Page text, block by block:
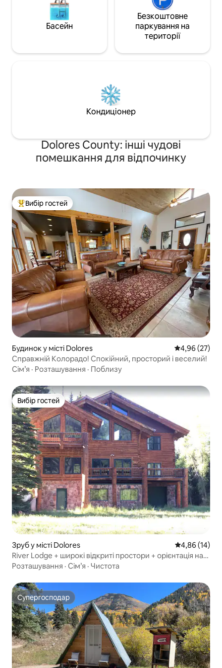
Басейн
Безкоштовне
паркування на
території
Кондиціонер
Dolores County: інші чудові
помешкання для відпочинку
Топ вибір гостей
Вибір гостей
Будинок у місті Dolores Середня
4,96 (27)
Справжній Колорадо! Спокійний, просторий і веселий!
Сім’я · Розташування · Поблизу
Вибір гостей
Вибір гостей
Зруб у місті Dolores Середня
4,86 (14)
River Lodge + широкі відкриті простори + орієнтація на
сім'ю
Розташування · Сім’я · Чистота
Супергосподар
Супергосподар